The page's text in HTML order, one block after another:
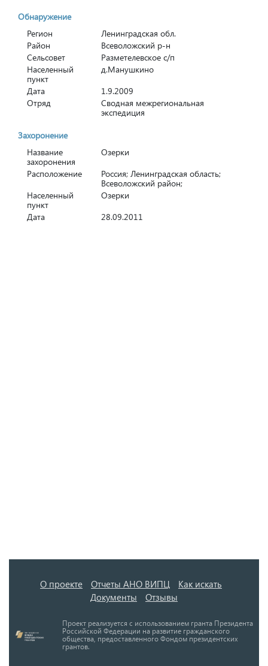
Обнаружение
Регион
Ленинградская обл.
Район
Всеволожский р-н
Сельсовет
Разметелевское с/п
Населенный
пункт
д.Манушкино
Дата
1.9.2009
Отряд
Сводная межрегиональная
экспедиция
Захоронение
Название
захоронения
Озерки
Расположение
Россия; Ленинградская область;
Всеволожский район;
Населенный
пункт
Озерки
Дата
28.09.2011
О проекте Отчеты АНО ВИПЦ
Как искать
Документы
Отзывы
Проект реализуется с использованием гранта Президента
Российской Федерации на развитие гражданского
общества, предоставленного Фондом президентских
грантов.